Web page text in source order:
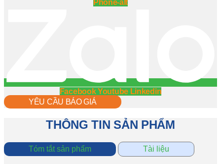
Phone-alt
Facebook Youtube Linkedin
YÊU CẦU BÁO GIÁ
THÔNG TIN SẢN PHẨM
Tóm tắt sản phẩm Tài liệu